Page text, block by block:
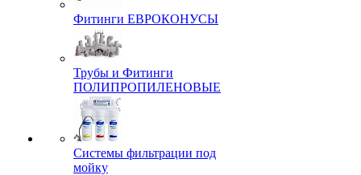
Фитинги ЕВРОКОНУСЫ
Трубы и Фитинги
ПОЛИПРОПИЛЕНОВЫЕ
Системы фильтрации под
мойку